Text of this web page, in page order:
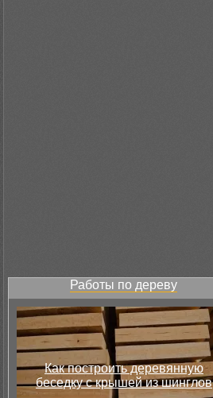
Работы по дереву
Как построить деревянную
беседку с крышей из шинглов